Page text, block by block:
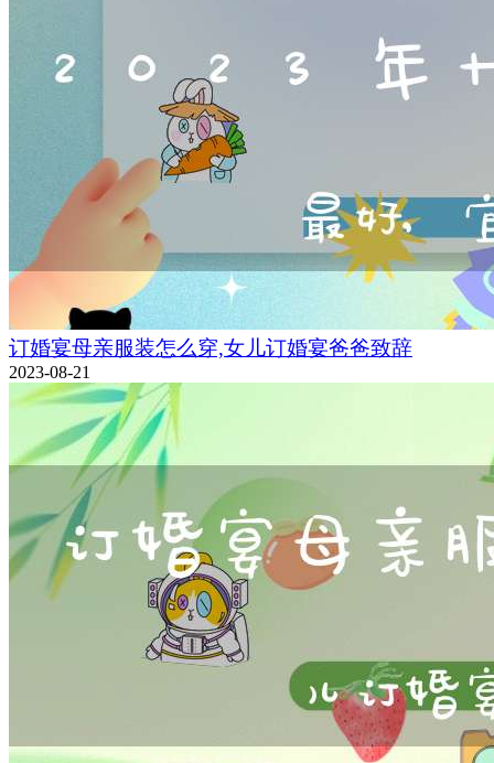
订婚宴母亲服装怎么穿,女儿订婚宴爸爸致辞
2023-08-21